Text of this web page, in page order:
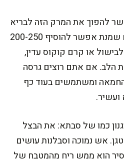
להפוך את המרק הזה לבריא
יותר ועדיין מושלם: במקום שמנת אפשר להוסיף 200-250
או קרם קוקוס עדין,
הלב. אם אתם רוצים גרסה
ומשתמשים בעוד כף
ועשיר.
כמו של סבתא: את הבצל
אש נמוכה וסבלנות עושים
הוא ממש ריח מהמטבח של